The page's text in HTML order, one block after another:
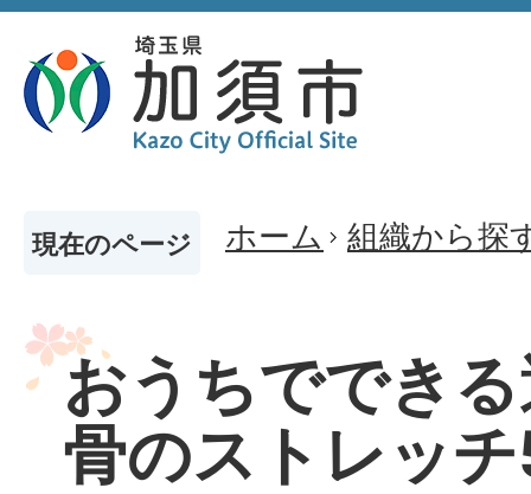
現在のページ ホーム 組織から探
おうちででき
骨のストレッ